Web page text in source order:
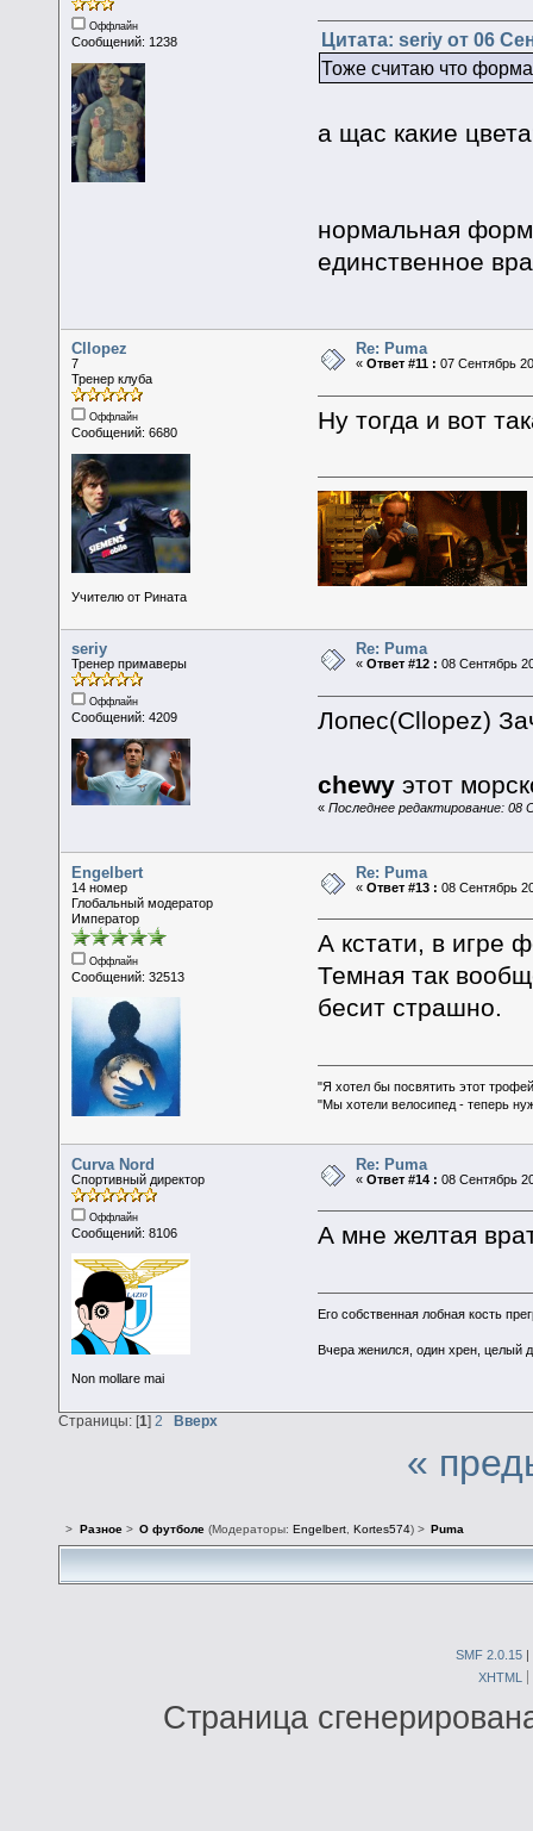
Оффлайн
Сообщений: 1238
Цитата: seriy от 06
Тоже считаю что форма
а щас какие
нормальная
единственное
Cllopez
7
Тренер клуба
Оффлайн
Сообщений: 6680
Учителю от Рината
Re: Puma
«Ответ #11 : 07 Сентябрь
Ну тогда и вот
seriy
Тренер примаверы
Оффлайн
Сообщений: 4209
Re: Puma
«Ответ #12 : 08 Сентябрь
Лопес(Cllopez)
chewyэтот
« Последнее редактирование: 08
Engelbert
14 номер
Глобальный модератор
Император
Оффлайн
Сообщений: 32513
Re: Puma
«Ответ #13 : 08 Сентябрь
А кстати, в игре
Темная так
бесит страшно.
"Я хотел бы посвятить этот
"Мы хотели велосипед - теперь
Curva Nord
Спортивный директор
Оффлайн
Сообщений: 8106
Non mollare mai
Re: Puma
«Ответ #14 : 08 Сентябрь
А мне желтая
Его собственная лобная кость
Вчера женился, один хрен, целый
Страницы: [1] 2 Вверх
«
> Разное> О футболе(Модераторы: Engelbert, Kortes574) > Puma
SMF 2.0.15 |
XHTML
Страница